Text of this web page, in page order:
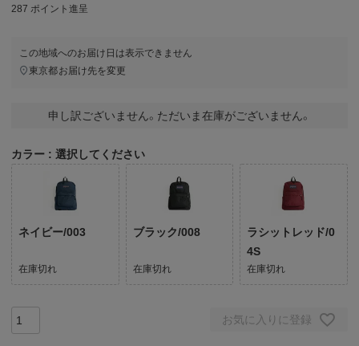
287 ポイント進呈
この地域へのお届け日は表示できません
東京都お届け先を変更
申し訳ございません。ただいま在庫がございません。
カラー 選択してください
ネイビー/003
在庫切れ
ブラック/008
在庫切れ
ラシットレッド/0
4S
在庫切れ
お気に入りに登録